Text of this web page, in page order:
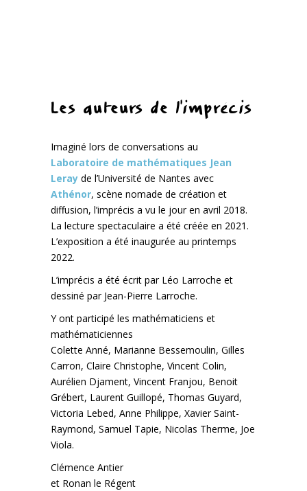
Les auteurs de l’imprécis
Imaginé lors de conversations au
Laboratoire de mathématiques Jean
Leray de l’Université de Nantes avec
Athénor, scène nomade de création et
diffusion, l’imprécis a vu le jour en avril 2018.
La lecture spectaculaire a été créée en 2021.
L’exposition a été inaugurée au printemps
2022.
L’imprécis a été écrit par Léo Larroche et
dessiné par Jean-Pierre Larroche.
Y ont participé les mathématiciens et
mathématiciennes
Colette Anné, Marianne Bessemoulin, Gilles
Carron, Claire Christophe, Vincent Colin,
Aurélien Djament, Vincent Franjou, Benoit
Grébert, Laurent Guillopé, Thomas Guyard,
Victoria Lebed, Anne Philippe, Xavier Saint-
Raymond, Samuel Tapie, Nicolas Therme, Joe
Viola.
Clémence Antier
et Ronan le Régent